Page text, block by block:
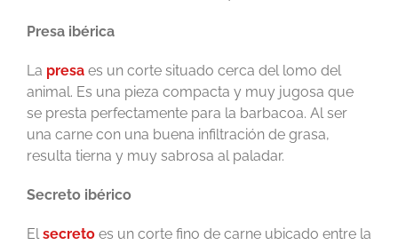
Presa ibérica
La presa es un corte situado cerca del lomo del
animal. Es una pieza compacta y muy jugosa que
se presta perfectamente para la barbacoa. Al ser
una carne con una buena infiltración de grasa,
resulta tierna y muy sabrosa al paladar.
Secreto ibérico
El secreto es un corte fino de carne ubicado entre la